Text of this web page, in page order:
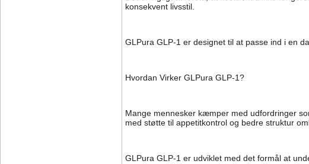
konsekvent livsstil.
GLPura GLP-1 er designet til at passe ind i en
Hvordan Virker GLPura GLP-1?
Mange mennesker kæmper med udfordringer
med støtte til appetitkontrol og bedre struktur
GLPura GLP-1 er udviklet med det formål at